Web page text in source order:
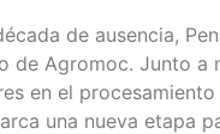
de ausencia,
de Agromoc. Junto
en el
una nueva etapa